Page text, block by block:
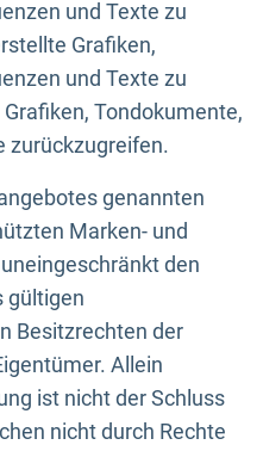
und Texte zu
Grafiken,
und Texte zu
Tondokumente,
zurückzugreifen.
genannten
Marken- und
den
gültigen
Besitzrechten der
Allein
ist nicht der Schluss
nicht durch Rechte